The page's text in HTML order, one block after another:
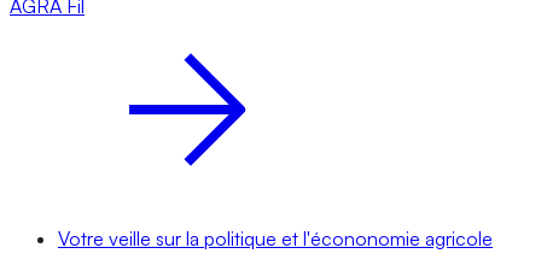
AGRA Fil
Votre veille sur la politique et l'écononomie agricole